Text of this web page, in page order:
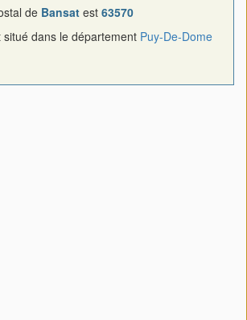
de Bansat est 63570
situé dans le département Puy-De-Dome